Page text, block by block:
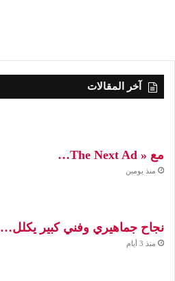
آخر المقالات
مع « The Next Ad…
منذ يومين
نجاح جماهيري وفني كبير يكلل…
منذ 3 أيام